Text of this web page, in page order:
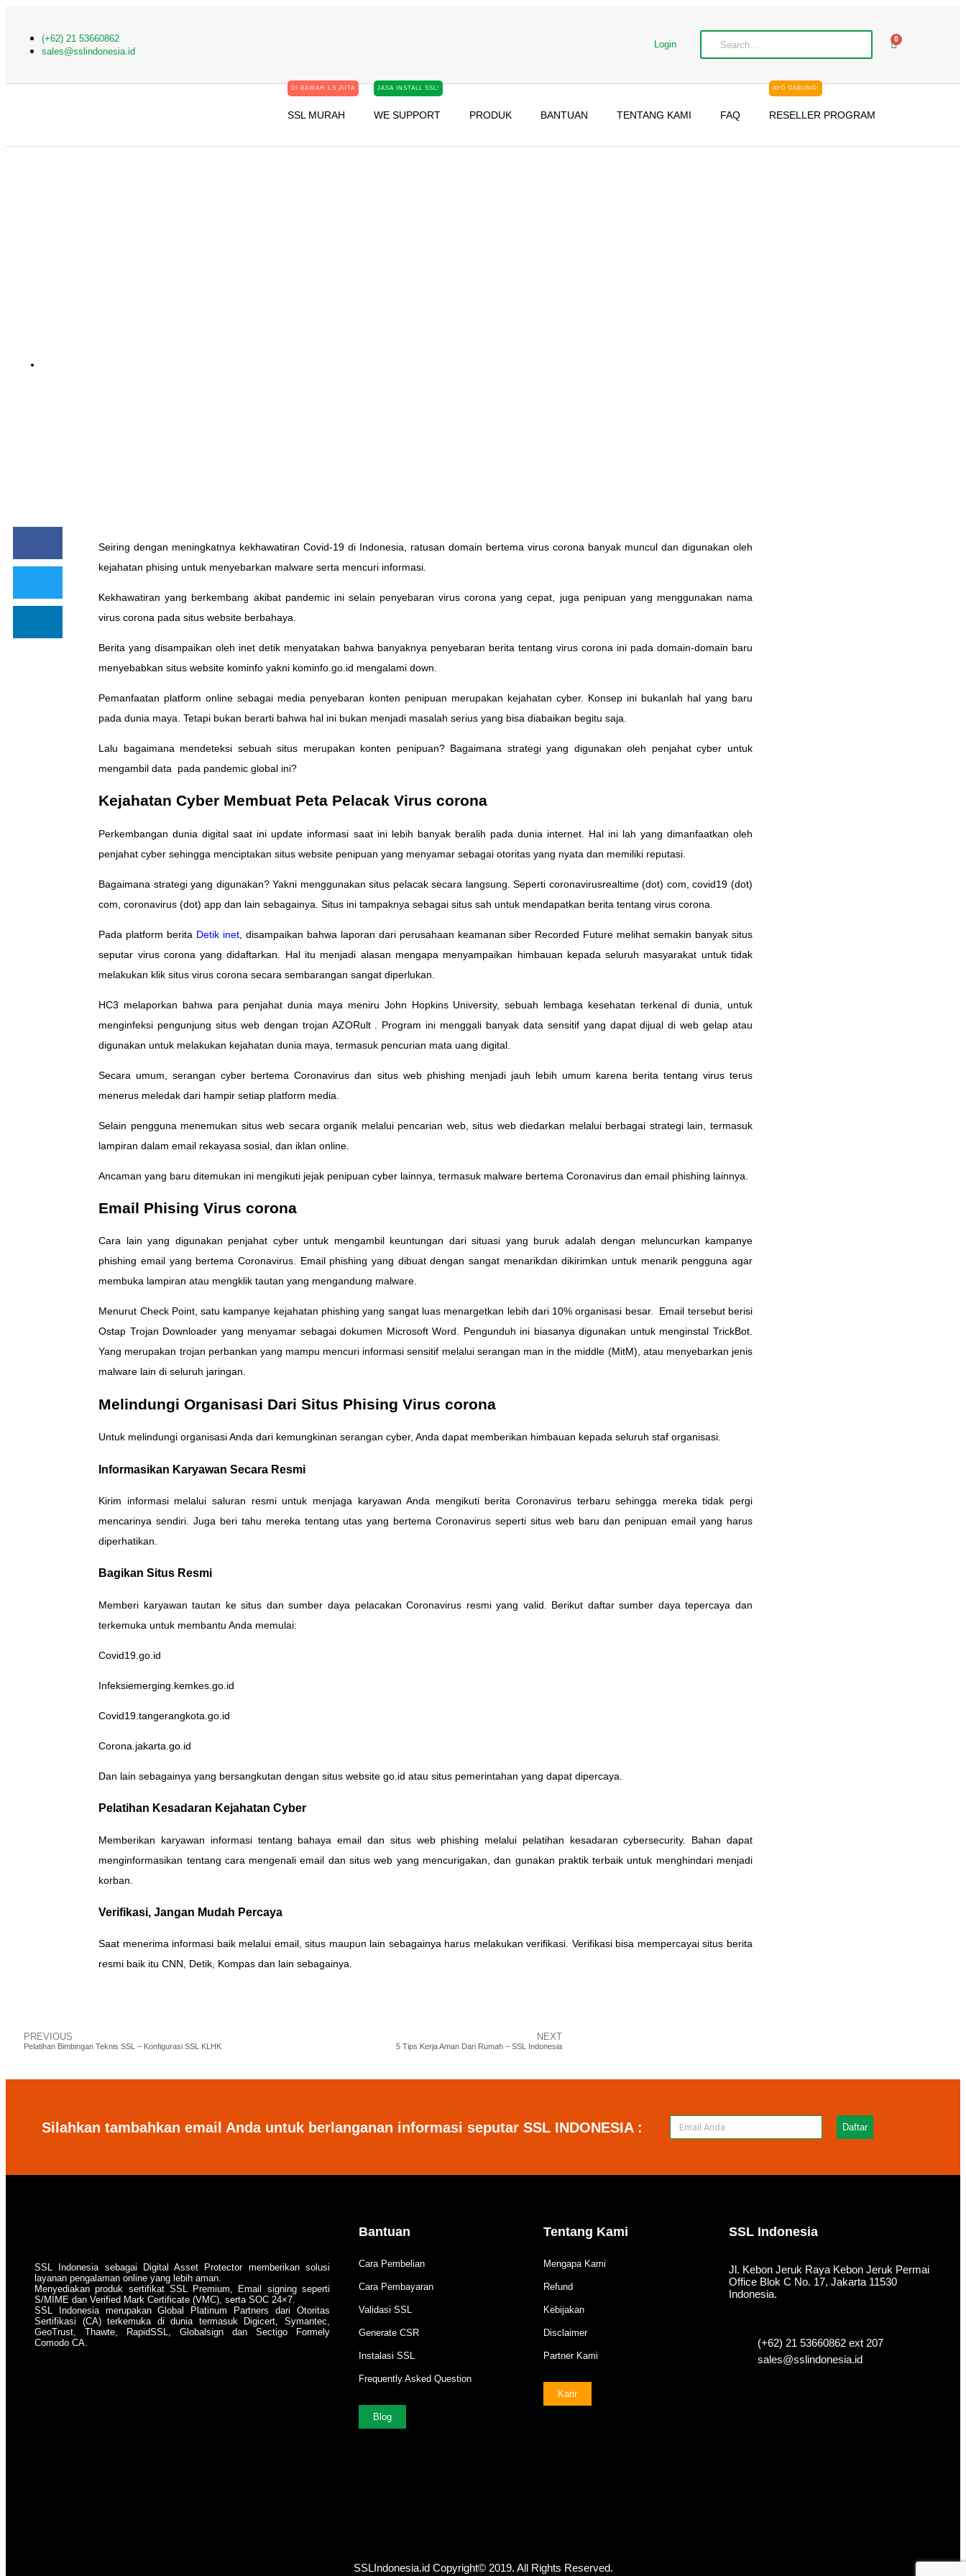
(+62) 21 53660862
sales@sslindonesia.id
Login 0
DI BAWAH 1.5 JUTA
SSL MURAH
JASA INSTALL SSL!
WE SUPPORT PRODUK BANTUAN TENTANG KAMI FAQ
AYO GABUNG!
RESELLER PROGRAM
Seiring dengan meningkatnya kekhawatiran Covid-19 di Indonesia, ratusan domain bertema virus corona banyak muncul dan digunakan oleh
kejahatan phising untuk menyebarkan malware serta mencuri informasi.
Kekhawatiran yang berkembang akibat pandemic ini selain penyebaran virus corona yang cepat, juga penipuan yang menggunakan nama
virus corona pada situs website berbahaya.
Berita yang disampaikan oleh inet detik menyatakan bahwa banyaknya penyebaran berita tentang virus corona ini pada domain-domain baru
menyebabkan situs website kominfo yakni kominfo.go.id mengalami down.
Pemanfaatan platform online sebagai media penyebaran konten penipuan merupakan kejahatan cyber. Konsep ini bukanlah hal yang baru
pada dunia maya. Tetapi bukan berarti bahwa hal ini bukan menjadi masalah serius yang bisa diabaikan begitu saja.
Lalu bagaimana mendeteksi sebuah situs merupakan konten penipuan? Bagaimana strategi yang digunakan oleh penjahat cyber untuk
mengambil data pada pandemic global ini?
Kejahatan Cyber Membuat Peta Pelacak Virus corona
Perkembangan dunia digital saat ini update informasi saat ini lebih banyak beralih pada dunia internet. Hal ini lah yang dimanfaatkan oleh
penjahat cyber sehingga menciptakan situs website penipuan yang menyamar sebagai otoritas yang nyata dan memiliki reputasi.
Bagaimana strategi yang digunakan? Yakni menggunakan situs pelacak secara langsung. Seperti coronavirusrealtime (dot) com, covid19 (dot)
com, coronavirus (dot) app dan lain sebagainya. Situs ini tampaknya sebagai situs sah untuk mendapatkan berita tentang virus corona.
Pada platform berita Detik inet, disampaikan bahwa laporan dari perusahaan keamanan siber Recorded Future melihat semakin banyak situs
seputar virus corona yang didaftarkan. Hal itu menjadi alasan mengapa menyampaikan himbauan kepada seluruh masyarakat untuk tidak
melakukan klik situs virus corona secara sembarangan sangat diperlukan.
HC3 melaporkan bahwa para penjahat dunia maya meniru John Hopkins University, sebuah lembaga kesehatan terkenal di dunia, untuk
menginfeksi pengunjung situs web dengan trojan AZORult . Program ini menggali banyak data sensitif yang dapat dijual di web gelap atau
digunakan untuk melakukan kejahatan dunia maya, termasuk pencurian mata uang digital.
Secara umum, serangan cyber bertema Coronavirus dan situs web phishing menjadi jauh lebih umum karena berita tentang virus terus
menerus meledak dari hampir setiap platform media.
Selain pengguna menemukan situs web secara organik melalui pencarian web, situs web diedarkan melalui berbagai strategi lain, termasuk
lampiran dalam email rekayasa sosial, dan iklan online.
Ancaman yang baru ditemukan ini mengikuti jejak penipuan cyber lainnya, termasuk malware bertema Coronavirus dan email phishing lainnya.
Email Phising Virus corona
Cara lain yang digunakan penjahat cyber untuk mengambil keuntungan dari situasi yang buruk adalah dengan meluncurkan kampanye
phishing email yang bertema Coronavirus. Email phishing yang dibuat dengan sangat menarikdan dikirimkan untuk menarik pengguna agar
membuka lampiran atau mengklik tautan yang mengandung malware.
Menurut Check Point, satu kampanye kejahatan phishing yang sangat luas menargetkan lebih dari 10% organisasi besar. Email tersebut berisi
Ostap Trojan Downloader yang menyamar sebagai dokumen Microsoft Word. Pengunduh ini biasanya digunakan untuk menginstal TrickBot.
Yang merupakan trojan perbankan yang mampu mencuri informasi sensitif melalui serangan man in the middle (MitM), atau menyebarkan jenis
malware lain di seluruh jaringan.
Melindungi Organisasi Dari Situs Phising Virus corona
Untuk melindungi organisasi Anda dari kemungkinan serangan cyber, Anda dapat memberikan himbauan kepada seluruh staf organisasi.
Informasikan Karyawan Secara Resmi
Kirim informasi melalui saluran resmi untuk menjaga karyawan Anda mengikuti berita Coronavirus terbaru sehingga mereka tidak pergi
mencarinya sendiri. Juga beri tahu mereka tentang utas yang bertema Coronavirus seperti situs web baru dan penipuan email yang harus
diperhatikan.
Bagikan Situs Resmi
Memberi karyawan tautan ke situs dan sumber daya pelacakan Coronavirus resmi yang valid. Berikut daftar sumber daya tepercaya dan
terkemuka untuk membantu Anda memulai:
Covid19.go.id
Infeksiemerging.kemkes.go.id
Covid19.tangerangkota.go.id
Corona.jakarta.go.id
Dan lain sebagainya yang bersangkutan dengan situs website go.id atau situs pemerintahan yang dapat dipercaya.
Pelatihan Kesadaran Kejahatan Cyber
Memberikan karyawan informasi tentang bahaya email dan situs web phishing melalui pelatihan kesadaran cybersecurity. Bahan dapat
menginformasikan tentang cara mengenali email dan situs web yang mencurigakan, dan gunakan praktik terbaik untuk menghindari menjadi
korban.
Verifikasi, Jangan Mudah Percaya
Saat menerima informasi baik melalui email, situs maupun lain sebagainya harus melakukan verifikasi. Verifikasi bisa mempercayai situs berita
resmi baik itu CNN, Detik, Kompas dan lain sebagainya.
PREVIOUS
Pelatihan Bimbingan Teknis SSL – Konfigurasi SSL KLHK
NEXT
5 Tips Kerja Aman Dari Rumah – SSL Indonesia
Silahkan tambahkan email Anda untuk berlanganan informasi seputar SSL INDONESIA : Daftar
SSL Indonesia sebagai Digital Asset Protector memberikan solusi
layanan pengalaman online yang lebih aman.
Menyediakan produk sertifikat SSL Premium, Email signing seperti
S/MIME dan Verified Mark Certificate (VMC), serta SOC 24×7.
SSL Indonesia merupakan Global Platinum Partners dari Otoritas
Sertifikasi (CA) terkemuka di dunia termasuk Digicert, Symantec,
GeoTrust, Thawte, RapidSSL, Globalsign dan Sectigo Formely
Comodo CA.
Bantuan
Cara Pembelian
Cara Pembayaran
Validasi SSL
Generate CSR
Instalasi SSL
Frequently Asked Question
Blog
Tentang Kami
Mengapa Kami
Refund
Kebijakan
Disclaimer
Partner Kami
Karir
SSL Indonesia
Jl. Kebon Jeruk Raya Kebon Jeruk Permai
Office Blok C No. 17, Jakarta 11530
Indonesia.
(+62) 21 53660862 ext 207
sales@sslindonesia.id
SSLIndonesia.id Copyright© 2019. All Rights Reserved.